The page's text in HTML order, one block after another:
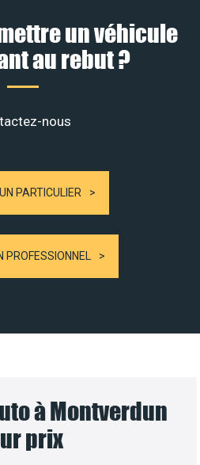
un véhicule
au rebut ?
nous
PARTICULIER
PROFESSIONNEL
à Montverdun
prix